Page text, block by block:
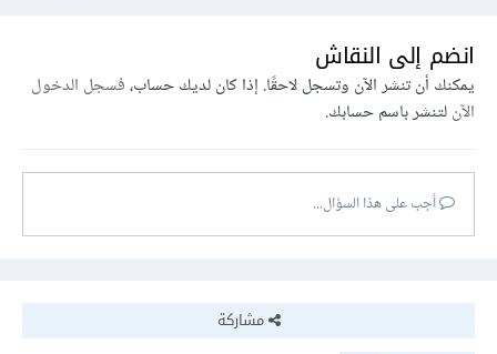
انضم إلى النقاش
يمكنك أن تنشر الآن وتسجل لاحقًا. إذا كان لديك حساب،فسجل الدخول
الآنلتنشر باسم حسابك.
أجب على هذا السؤال...
مشاركة